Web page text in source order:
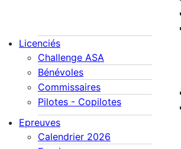
Licenciés
Challenge ASA
Bénévoles
Commissaires
Pilotes - Copilotes
Epreuves
Calendrier 2026